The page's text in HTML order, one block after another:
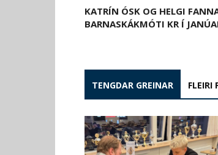
KATRÍN ÓSK OG HELGI
BARNASKÁKMÓTI KR Í
TENGDAR GREINAR FLEIRI